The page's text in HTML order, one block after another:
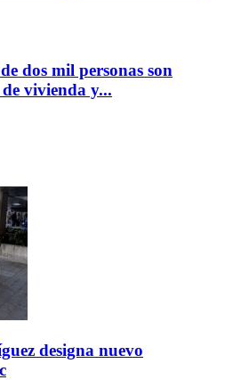
dos mil personas son
vivienda y...
designa nuevo